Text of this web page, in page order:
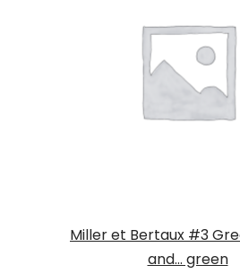
Miller et Bertaux #3
and… green